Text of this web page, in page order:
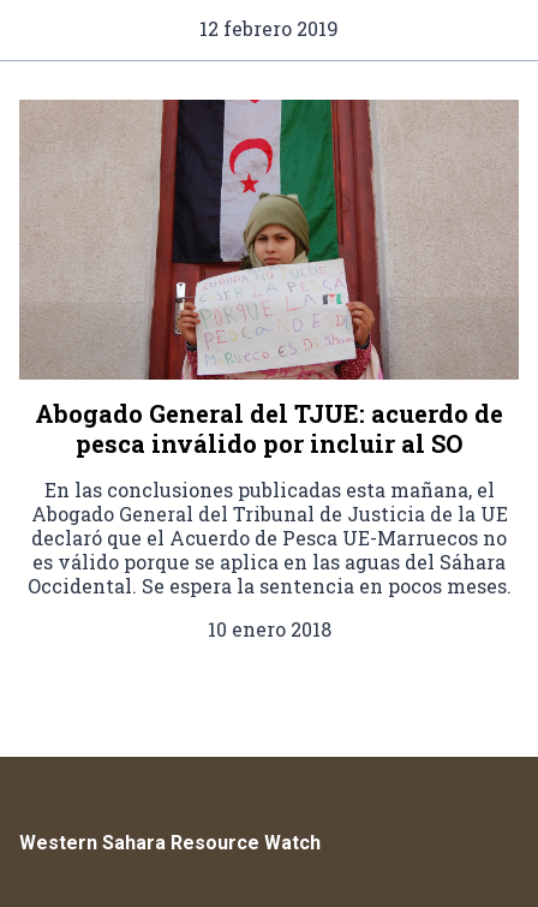
12 febrero 2019
Abogado General del TJUE: acuerdo de
pesca inválido por incluir al SO
En las conclusiones publicadas esta mañana, el
Abogado General del Tribunal de Justicia de la UE
declaró que el Acuerdo de Pesca UE-Marruecos no
es válido porque se aplica en las aguas del Sáhara
Occidental. Se espera la sentencia en pocos meses.
10 enero 2018
Western Sahara Resource Watch